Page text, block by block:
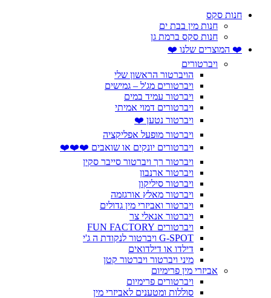
חנות סקס
חנות מין בבת ים
חנות סקס ברמת גן
❤️ המוצרים שלנו ❤️
ויברטורים
הויברטור הראשון שלי
ויברטורים מג'ל – גמישים
ויברטור עמיד במים
ויברטורים דמוי אמיתי
ויברטור נטען ❤️
ויברטור מופעל אפליקציה
ויברטורים יונקים או שואבים ❤️❤️❤️
ויברטור רך ויברטור סייבר סקין
ויברטור ארנבון
ויברטור סיליקון
ויברטור מאלץ אורגזמה
ויברטור ואביזרי מין גדולים
ויברטור אנאלי צר
ויברטורים FUN FACTORY
G-SPOT ויברטור לנקודת ה ג'י
דילדו או דילדואים
מיני ויברטור ויברטור קטן
אביזרי מין פרימיום
ויברטורים פרימיום
סוללות ומטענים לאביזרי מין